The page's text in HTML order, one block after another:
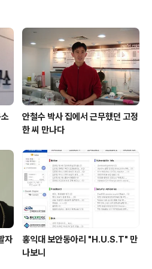
퓨터 안 쓰시는 분
마트한 IT생활을 즐
보안에 대한 이야기
◈ www.youtube.co
안철수 박사 집에서 근무했던 고정
한 씨 만나다
자
홍익대 보안동아리 "H.U.S.T" 만
나보니